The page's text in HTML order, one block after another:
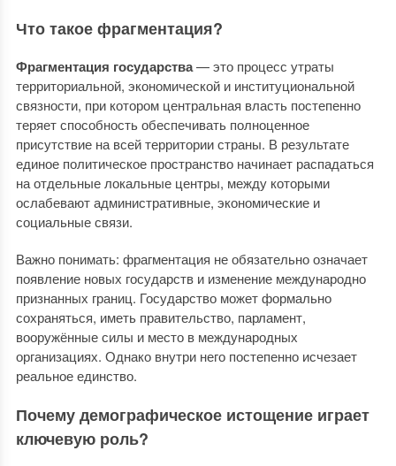
Что такое фрагментация?
Фрагментация государства— это процесс утраты
территориальной, экономической и институциональной
связности, при котором центральная власть постепенно
теряет способность обеспечивать полноценное
присутствие на всей территории страны. В результате
единое политическое пространство начинает распадаться
на отдельные локальные центры, между которыми
ослабевают административные, экономические и
социальные связи.
Важно понимать: фрагментация не обязательно означает
появление новых государств и изменение международно
признанных границ. Государство может формально
сохраняться, иметь правительство, парламент,
вооружённые силы и место в международных
организациях. Однако внутри него постепенно исчезает
реальное единство.
Почему демографическое истощение играет
ключевую роль?